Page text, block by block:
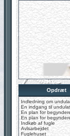
Opdræt
Indledning om
En indgang til
En plan for
En plan for
Indkøb af fugle
Avlsarbejdet
Fuglehuset